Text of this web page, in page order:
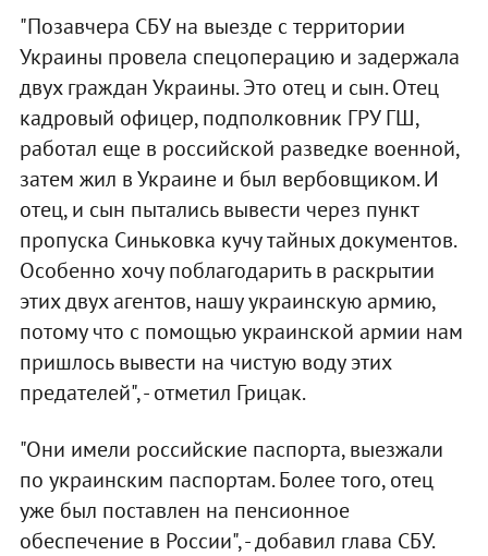
"Позавчера СБУ на выезде с территории
Украины провела спецоперацию и задержала
двух граждан Украины. Это отец и сын. Отец
кадровый офицер, подполковник ГРУ ГШ,
работал еще в российской разведке военной,
затем жил в Украине и был вербовщиком. И
отец, и сын пытались вывести через пункт
пропуска Синьковка кучу тайных документов.
Особенно хочу поблагодарить в раскрытии
этих двух агентов, нашу украинскую армию,
потому что с помощью украинской армии нам
пришлось вывести на чистую воду этих
предателей", - отметил Грицак.
"Они имели российские паспорта, выезжали
по украинским паспортам. Более того, отец
уже был поставлен на пенсионное
обеспечение в России", - добавил глава СБУ.